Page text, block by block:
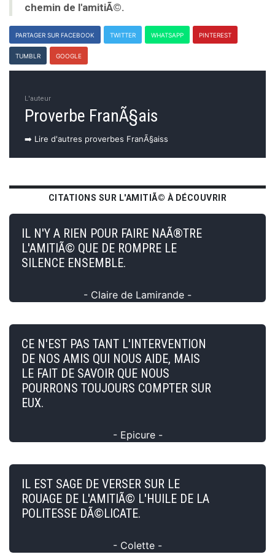
chemin de l'amitiÃ©.
PARTAGER SUR FACEBOOK TWITTER WHATSAPP PINTEREST
TUMBLR GOOGLE
L'auteur
Proverbe FranÃ§ais
➡️ Lire d'autres proverbes FranÃ§aiss
CITATIONS SUR L'AMITIÃ© À DÉCOUVRIR
IL N'Y A RIEN POUR FAIRE NAÃ®TRE
L'AMITIÃ© QUE DE ROMPRE LE
SILENCE ENSEMBLE.
- Claire de Lamirande -
CE N'EST PAS TANT L'INTERVENTION
DE NOS AMIS QUI NOUS AIDE, MAIS
LE FAIT DE SAVOIR QUE NOUS
POURRONS TOUJOURS COMPTER SUR
EUX.
- Epicure -
IL EST SAGE DE VERSER SUR LE
ROUAGE DE L'AMITIÃ© L'HUILE DE LA
POLITESSE DÃ©LICATE.
- Colette -